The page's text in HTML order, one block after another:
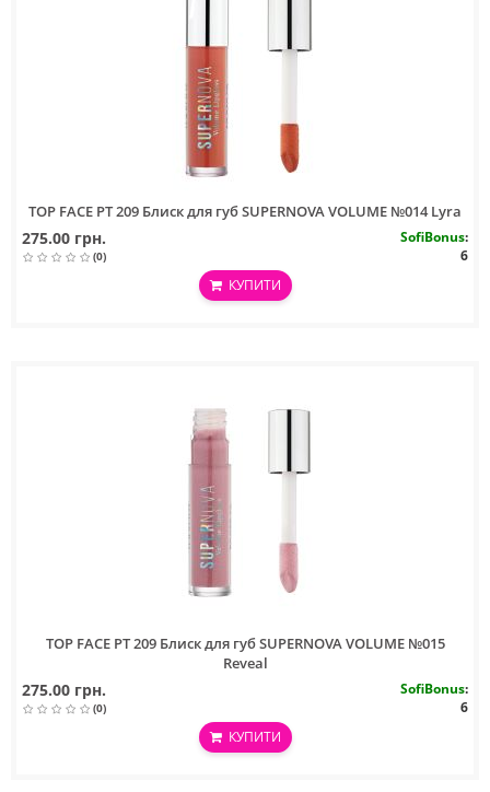
TOP FACE PT 209 Блиск для губ SUPERNOVA VOLUME №014 Lyra
275.00 грн.
(0)
SofiBonus:
6
КУПИТИ
TOP FACE PT 209 Блиск для губ SUPERNOVA VOLUME №015
Reveal
275.00 грн.
(0)
SofiBonus:
6
КУПИТИ